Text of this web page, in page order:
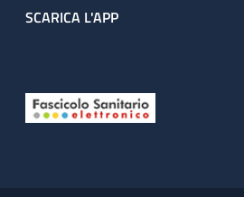
SCARICA L'APP